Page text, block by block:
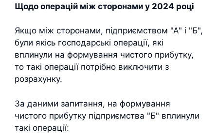
Щодо операцій між сторонами у 2024 році
Якщо між сторонами, підприємством "А" і "Б",
були якісь господарські операції, які
вплинули на формування чистого прибутку,
то такі операції потрібно виключити з
розрахунку.
За даними запитання, на формування
чистого прибутку підприємства "Б" вплинули
такі операції: